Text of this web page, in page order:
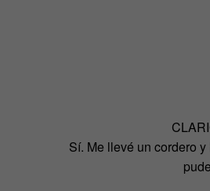
Sí. Me llevé un cordero